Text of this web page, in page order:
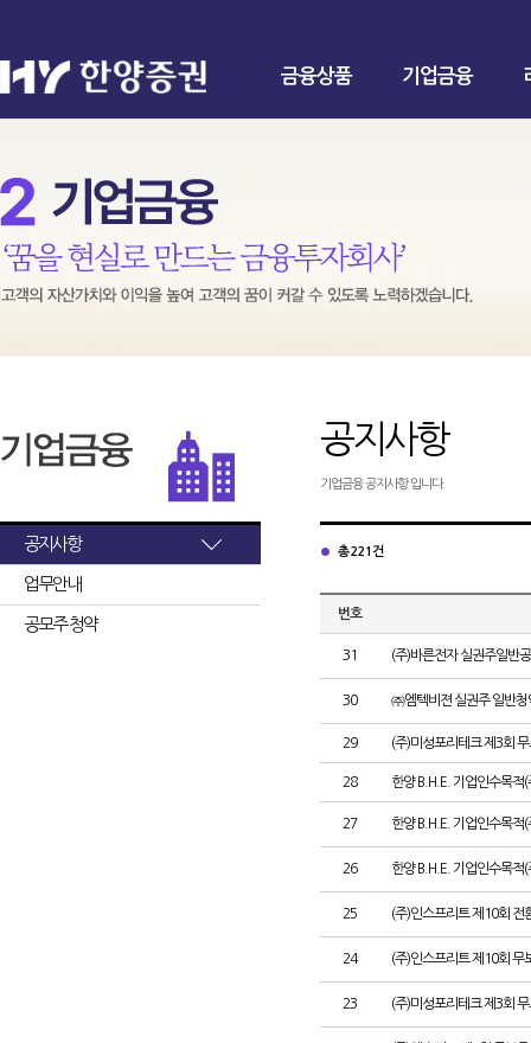
금융상품 기업금융
공지사항
업무안내
공모주 청약
공지사항
기업금융 공지사항 입니다.
총 221건
번호
31 (주)바른전자 실권주일반
30 ㈜엠텍비젼 실권주 일반청
29 (주)미성포리테크 제3회
28 한양 B.H.E. 기업인수목적
27 한양 B.H.E. 기업인수목
26 한양 B.H.E. 기업인수목적
25 (주)인스프리트 제10회 전
24 (주)인스프리트 제10회 무
23 (주)미성포리테크 제3회